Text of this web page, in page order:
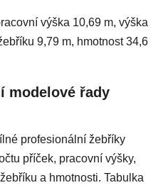
výška 10,69 m, výška
9,79 m, hmotnost 34,6
modelové řady
profesionální žebříky
příček, pracovní výšky,
a hmotnosti. Tabulka